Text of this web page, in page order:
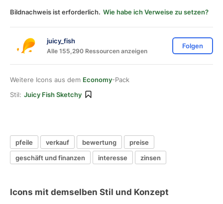
Bildnachweis ist erforderlich. Wie habe ich Verweise zu setzen?
juicy_fish
Alle 155,290 Ressourcen anzeigen
Folgen
Weitere Icons aus dem Economy-Pack
Stil: Juicy Fish Sketchy
pfeile verkauf bewertung
preise
geschäft und finanzen
interesse zinsen
Icons mit demselben Stil und Konzept